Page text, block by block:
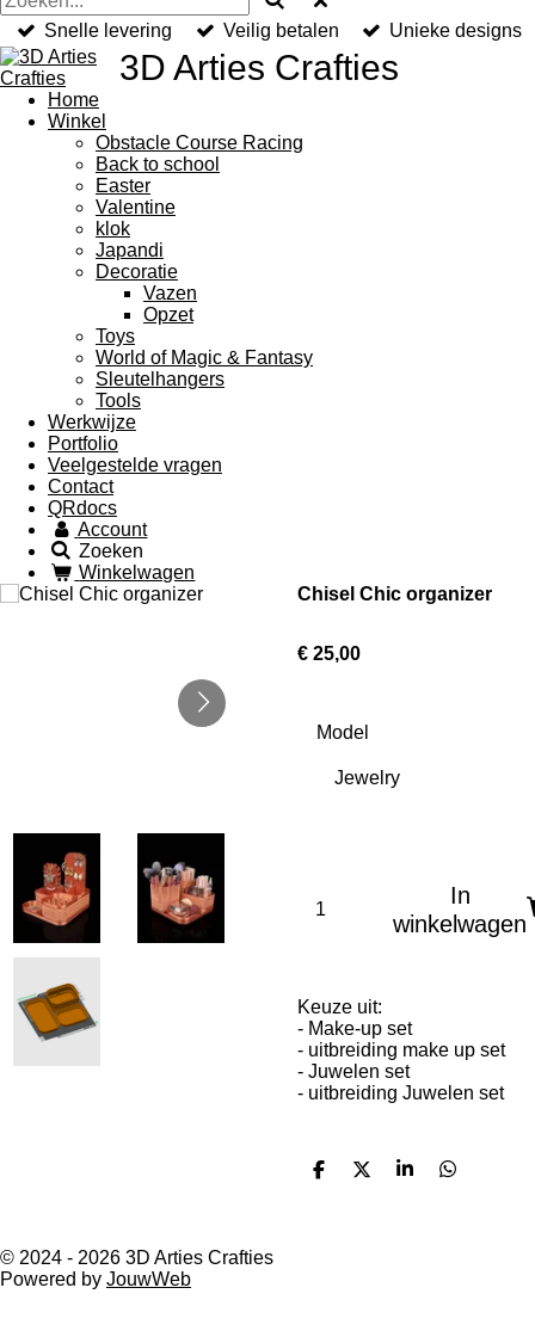
Snelle levering Veilig betalen Unieke designs
3D Arties Crafties
Home
Winkel
Obstacle Course Racing
Back to school
Easter
Valentine
klok
Japandi
Decoratie
Vazen
Opzet
Toys
World of Magic & Fantasy
Sleutelhangers
Tools
Werkwijze
Portfolio
Veelgestelde vragen
Contact
QRdocs
Account
Zoeken
Winkelwagen
Chisel Chic organizer
€ 25,00
Model
In
winkelwagen
Keuze uit:
- Make-up set
- uitbreiding make up set
- Juwelen set
- uitbreiding Juwelen set
D
D
S
D
© 2024 - 2026 3D Arties Crafties
Powered by JouwWeb